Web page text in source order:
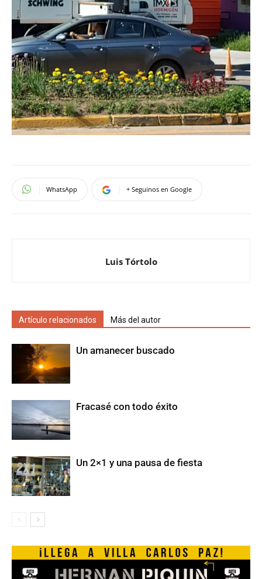
WhatsApp + Seguinos en Google
Luis Tórtolo
Artículo relacionados Más del autor
Un amanecer buscado
Fracasé con todo éxito
Un 2×1 y una pausa de fiesta